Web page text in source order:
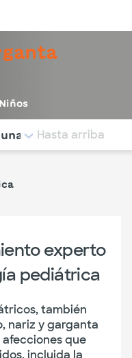
rápidamente a
citaCondiciones
Hasta arriba
experto
pediátrica
también
nariz y garganta
que
incluida la